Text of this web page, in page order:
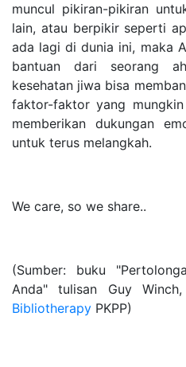
muncul pikiran-pikiran
lain, atau berpikir seperti
ada lagi di dunia ini, maka
bantuan dari seorang
kesehatan jiwa bisa
faktor-faktor yang
memberikan dukungan
untuk terus melangkah.
We care, so we share..
(Sumber: buku
Anda" tulisan Guy
Bibliotherapy PKPP)